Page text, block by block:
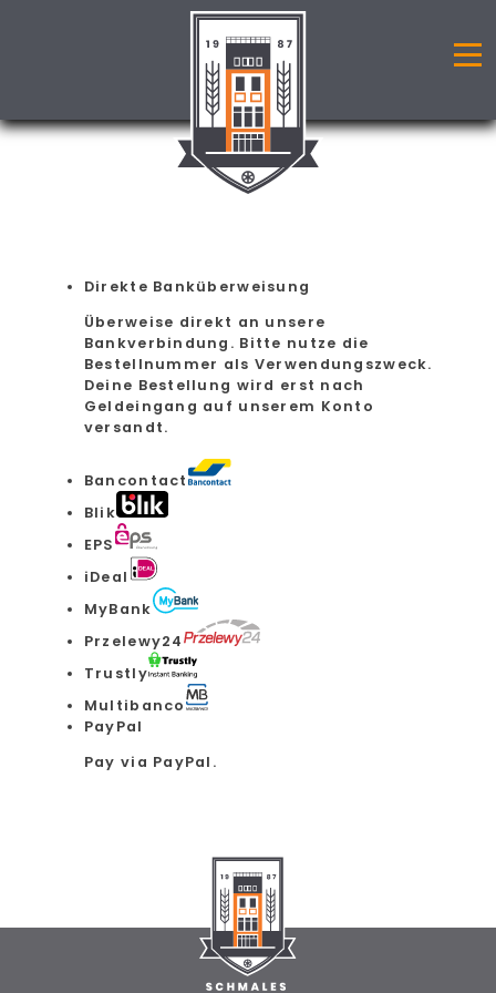
Direkte Banküberweisung
Überweise direkt an unsere
Bankverbindung. Bitte nutze die
Bestellnummer als Verwendungszweck.
Deine Bestellung wird erst nach
Geldeingang auf unserem Konto
versandt.
Bancontact
Blik
EPS
iDeal
MyBank
Przelewy24
Trustly
Multibanco
PayPal
Pay via PayPal.